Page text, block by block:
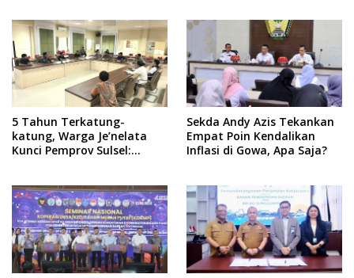
Jalur Musyawarah,
Ingatkan Soal Adat dan
Adab
5 Tahun Terkatung-
katung, Warga Je’nelata
Kunci Pemprov Sulsel:
Sekda Andy Azis Tekankan
Empat Poin Kendalikan
Inflasi di Gowa, Apa Saja?